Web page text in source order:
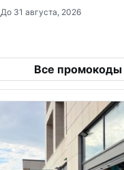
До 31 августа, 2026
Все промокоды